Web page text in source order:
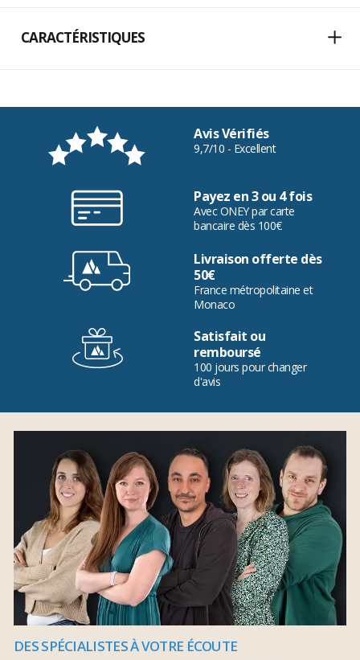
CARACTÉRISTIQUES
Avis Vérifiés
9,7/10 - Excellent
Payez en 3 ou 4 fois
Avec ONEY par carte
bancaire dès 100€
Livraison offerte dès
50€
France métropolitaine et
Monaco
Satisfait ou
remboursé
100 jours pour changer
d'avis
DES SPÉCIALISTES À VOTRE ÉCOUTE